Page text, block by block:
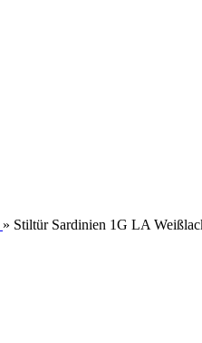
» Stiltür Sardinien 1G LA